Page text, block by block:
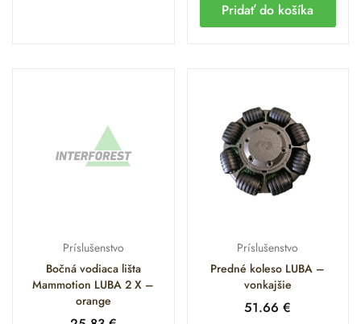
Pridať do košíka
Príslušenstvo
Bočná vodiaca lišta
Mammotion LUBA 2 X –
orange
Príslušenstvo
Predné koleso LUBA –
vonkajšie
51.66€